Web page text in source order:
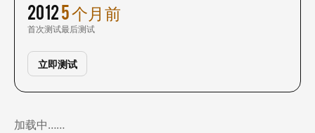
2012
首次测试
5 个月前
最后测试
立即测试
加载中……